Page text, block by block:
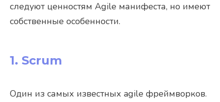
следуют ценностям Agile манифеста, но имеют
собственные особенности.
1. Scrum
Один из самых известных agile фреймворков.